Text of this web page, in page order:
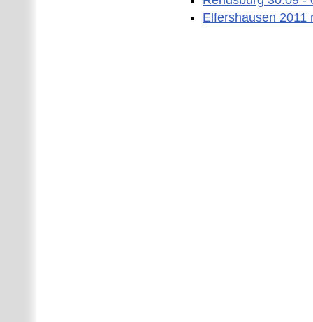
Elfershausen 2011